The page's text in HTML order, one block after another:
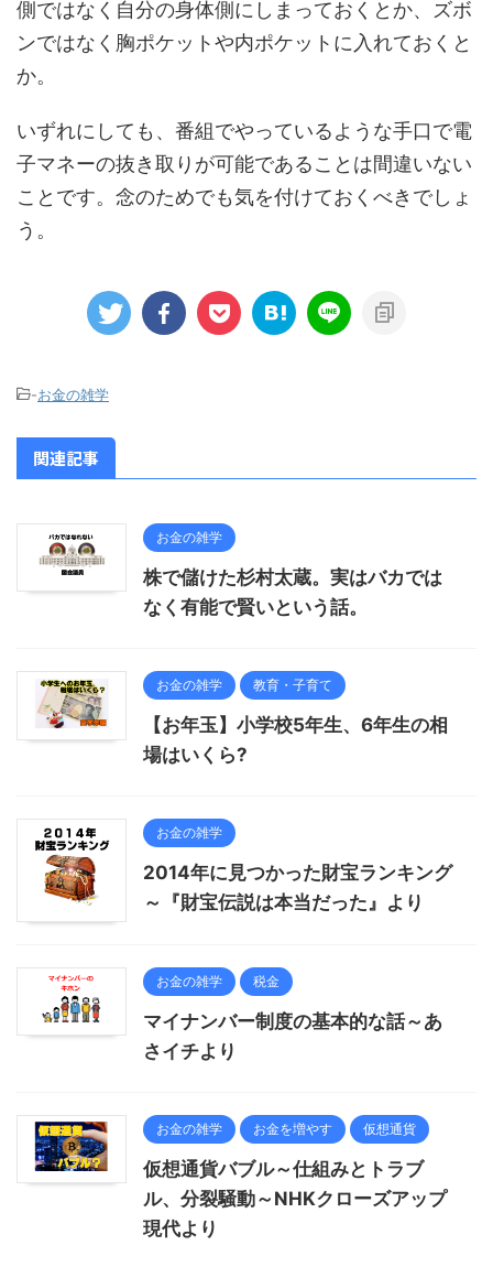
側ではなく自分の身体側にしまっておくとか、ズボ
ンではなく胸ポケットや内ポケットに入れておくと
か。
いずれにしても、番組でやっているような手口で電
子マネーの抜き取りが可能であることは間違いない
ことです。念のためでも気を付けておくべきでしょ
う。
-お金の雑学
関連記事
お金の雑学
株で儲けた杉村太蔵。実はバカでは
なく有能で賢いという話。
お金の雑学 教育・子育て
【お年玉】小学校5年生、6年生の相
場はいくら?
お金の雑学
2014年に見つかった財宝ランキング
～『財宝伝説は本当だった』より
お金の雑学 税金
マイナンバー制度の基本的な話～あ
さイチより
お金の雑学 お金を増やす 仮想通貨
仮想通貨バブル～仕組みとトラブ
ル、分裂騒動～NHKクローズアップ
現代より